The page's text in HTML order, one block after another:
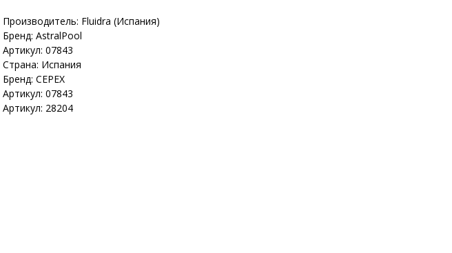
Производитель: Fluidra (Испания)
Бренд: AstralPool
Артикул: 07843
Страна: Испания
Бренд: CEPEX
Артикул: 07843
Артикул: 28204